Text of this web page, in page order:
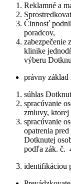
Reklamné a
Činnosť
poradcov,
zabezpečenie
klinike
výberu
právny základ
súhlas
spracúvanie
zmluvy, ktorej
spracúvanie
opatrenia
Dotknutej
podľa zák. č.
identifikáciou